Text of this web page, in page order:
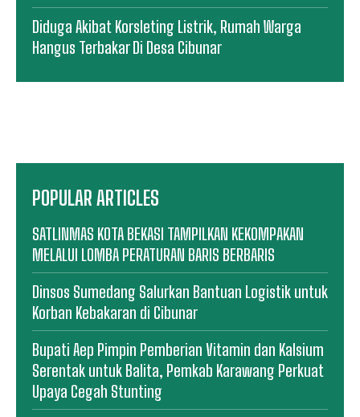
Diduga Akibat Korsleting Listrik, Rumah Warga
Hangus Terbakar Di Desa Cibunar
POPULAR ARTICLES
SATLINMAS KOTA BEKASI TAMPILKAN KEKOMPAKAN
MELALUI LOMBA PERATURAN BARIS BERBARIS
Dinsos Sumedang Salurkan Bantuan Logistik untuk
Korban Kebakaran di Cibunar
Bupati Aep Pimpin Pemberian Vitamin dan Kalsium
Serentak untuk Balita, Pemkab Karawang Perkuat
Upaya Cegah Stunting